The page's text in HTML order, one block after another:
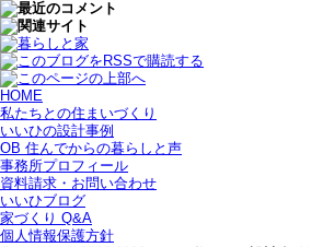
HOME
私たちとの住まいづくり
いいひの設計事例
OB 住んでからの暮らしと声
事務所プロフィール
資料請求・お問い合わせ
いいひブログ
家づくり Q&A
個人情報保護方針